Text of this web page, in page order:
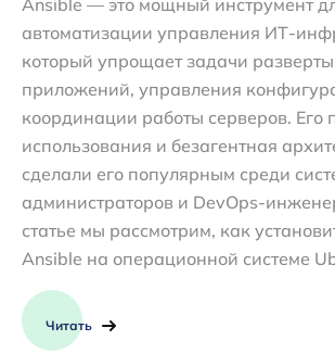
автоматизации управления ИТ-
который упрощает задачи
приложений, управления
координации работы серверов. Его
использования и безагентная
сделали его популярным среди
администраторов и DevOps-
статье мы рассмотрим, как
Ansible на операционной системе
Читать